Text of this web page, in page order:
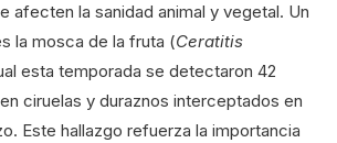
afecten la sanidad animal y vegetal. Un
la mosca de la fruta (Ceratitis
esta temporada se detectaron 42
ciruelas y duraznos interceptados en
Este hallazgo refuerza la importancia